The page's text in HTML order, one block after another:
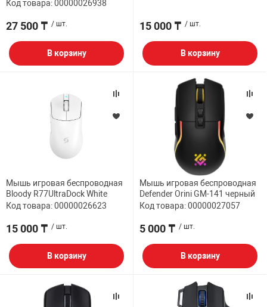
Код товара: 00000026938
27 500 ₸ / шт.
В корзину
15 000 ₸ / шт.
В корзину
Мышь игровая беспроводная
Bloody R77UltraDock White
Код товара: 00000026623
15 000 ₸ / шт.
В корзину
Мышь игровая беспроводная
Defender Orini GM-141 черный
Код товара: 00000027057
5 000 ₸ / шт.
В корзину